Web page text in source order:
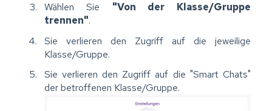
Wählen Sie "Von der Klasse/Gruppe
trennen".
Sie verlieren den Zugriff auf die jeweilige
Klasse/Gruppe.
Sie verlieren den Zugriff auf die "Smart Chats"
der betroffenen Klasse/Gruppe.